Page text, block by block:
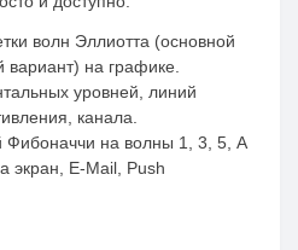
волн Эллиотта (основной
вариант) на графике.
уровней, линий
канала.
Фибоначчи на волны 1, 3, 5, A
экран, E-Mail, Push